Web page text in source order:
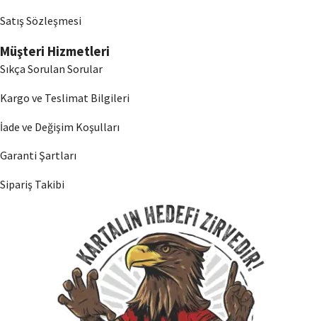
Satış Sözleşmesi
Müşteri Hizmetleri
Sıkça Sorulan Sorular
Kargo ve Teslimat Bilgileri
İade ve Değişim Koşulları
Garanti Şartları
Sipariş Takibi